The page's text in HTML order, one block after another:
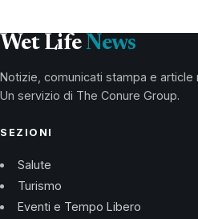
Wet Life News
Notizie, comunicati stampa e article
Un servizio di The Conure Group.
SEZIONI
Salute
Turismo
Eventi e Tempo Libero